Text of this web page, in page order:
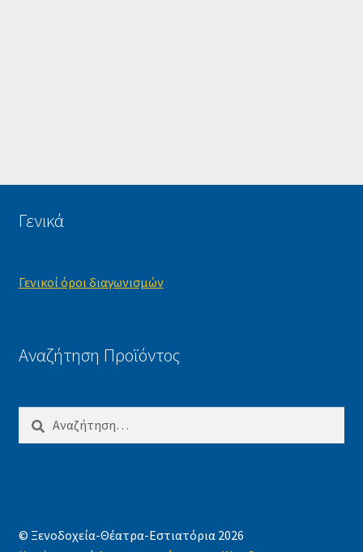
Γενικά
Γενικοί όροι διαγωνισμών
Αναζήτηση Προϊόντος
Αναζήτηση
© Ξενοδοχεία-Θέατρα-Εστιατόρια 2026